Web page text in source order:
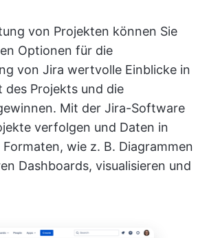
von Projekten können Sie
Optionen für die
von Jira wertvolle Einblicke in
Projekts und die
Mit der Jira-Software
verfolgen und Daten in
wie z. B. Diagrammen
Dashboards, visualisieren und